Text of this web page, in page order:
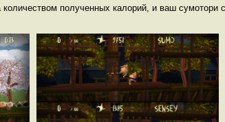
количеством полученных калорий, и ваш